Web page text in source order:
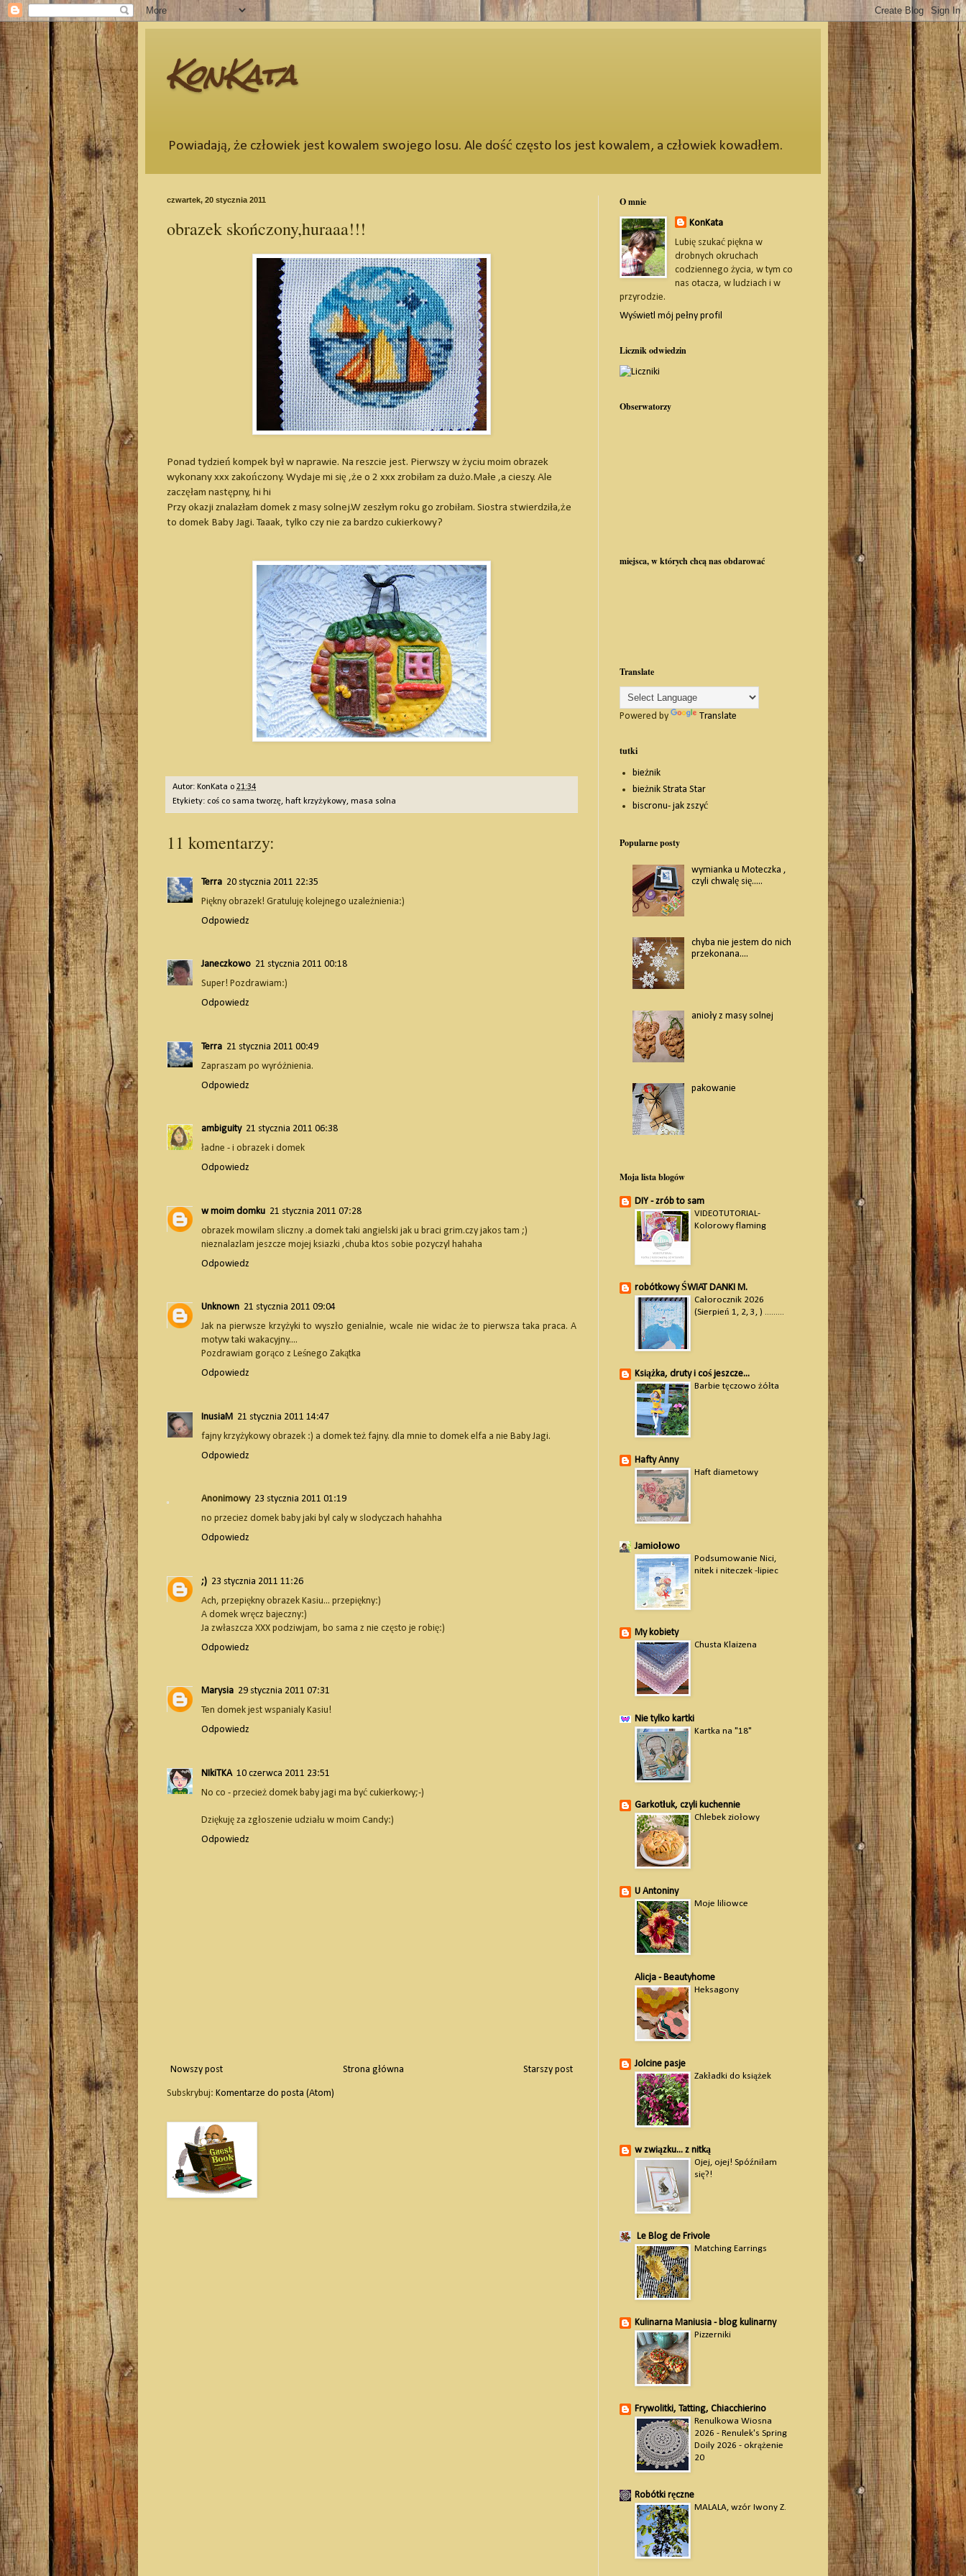
KonKata
Powiadają, że człowiek jest kowalem swojego losu. Ale dość często los jest kowalem, a człowiek kowadłem.
czwartek, 20 stycznia 2011
obrazek skończony,huraaa!!!
Ponad tydzień kompek był w naprawie. Na reszcie jest. Pierwszy w życiu moim obrazek
wykonany xxx zakończony. Wydaje mi się ,że o 2 xxx zrobiłam za dużo.Małe ,a cieszy. Ale
zaczęłam następny, hi hi
Przy okazji znalazłam domek z masy solnej.W zeszłym roku go zrobiłam. Siostra stwierdziła,że
to domek Baby Jagi. Taaak, tylko czy nie za bardzo cukierkowy?
Autor: KonKata o 21:34
Etykiety: coś co sama tworzę, haft krzyżykowy, masa solna
11 komentarzy:
Terra 20 stycznia 2011 22:35
Piękny obrazek! Gratuluję kolejnego uzależnienia:)
Odpowiedz
Janeczkowo 21 stycznia 2011 00:18
Super! Pozdrawiam:)
Odpowiedz
Terra 21 stycznia 2011 00:49
Zapraszam po wyróżnienia.
Odpowiedz
ambiguity 21 stycznia 2011 06:38
ładne - i obrazek i domek
Odpowiedz
w moim domku 21 stycznia 2011 07:28
obrazek mowilam sliczny .a domek taki angielski jak u braci grim.czy jakos tam ;)
nieznalazlam jeszcze mojej ksiazki ,chuba ktos sobie pozyczyl hahaha
Odpowiedz
Unknown 21 stycznia 2011 09:04
Jak na pierwsze krzyżyki to wyszło genialnie, wcale nie widac że to pierwsza taka praca. A
motyw taki wakacyjny....
Pozdrawiam gorąco z Leśnego Zakątka
Odpowiedz
InusiaM 21 stycznia 2011 14:47
fajny krzyżykowy obrazek :) a domek też fajny. dla mnie to domek elfa a nie Baby Jagi.
Odpowiedz
Anonimowy 23 stycznia 2011 01:19
no przeciez domek baby jaki byl caly w slodyczach hahahha
Odpowiedz
;) 23 stycznia 2011 11:26
Ach, przepiękny obrazek Kasiu... przepiękny:)
A domek wręcz bajeczny:)
Ja zwłaszcza XXX podziwjam, bo sama z nie często je robię:)
Odpowiedz
Marysia 29 stycznia 2011 07:31
Ten domek jest wspanialy Kasiu!
Odpowiedz
NIkiTKA 10 czerwca 2011 23:51
No co - przecież domek baby jagi ma być cukierkowy;-)
Dziękuję za zgłoszenie udziału w moim Candy:)
Odpowiedz
Nowszy post Starszy post
Strona główna
Subskrybuj: Komentarze do posta (Atom)
O mnie
KonKata
Lubię szukać piękna w
drobnych okruchach
codziennego życia, w tym co
nas otacza, w ludziach i w
przyrodzie.
Wyświetl mój pełny profil
Licznik odwiedzin
Obserwatorzy
miejsca, w których chcą nas obdarować
Translate
Powered by Translate
tutki
bieżnik
bieżnik Strata Star
biscronu- jak zszyć
Popularne posty
wymianka u Moteczka ,
czyli chwalę się.....
chyba nie jestem do nich
przekonana....
anioły z masy solnej
pakowanie
Moja lista blogów
DIY - zrób to sam
VIDEOTUTORIAL-
Kolorowy flaming
robótkowy ŚWIAT DANKI M.
Całorocznik 2026
(Sierpień 1, 2, 3, ) .........
Książka, druty i coś jeszcze...
Barbie tęczowo żółta
Hafty Anny
Haft diametowy
Jamiołowo
Podsumowanie Nici,
nitek i niteczek -lipiec
My kobiety
Chusta Klaizena
Nie tylko kartki
Kartka na "18"
Garkotłuk, czyli kuchennie
Chlebek ziołowy
U Antoniny
Moje liliowce
Alicja - Beautyhome
Heksagony
Jolcine pasje
Zakładki do książek
w związku... z nitką
Ojej, ojej! Spóźniłam
się?!
Le Blog de Frivole
Matching Earrings
Kulinarna Maniusia - blog kulinarny
Pizzerniki
Frywolitki, Tatting, Chiacchierino
Renulkowa Wiosna
2026 - Renulek's Spring
Doily 2026 - okrążenie
20
Robótki ręczne
MALALA, wzór Iwony Z.